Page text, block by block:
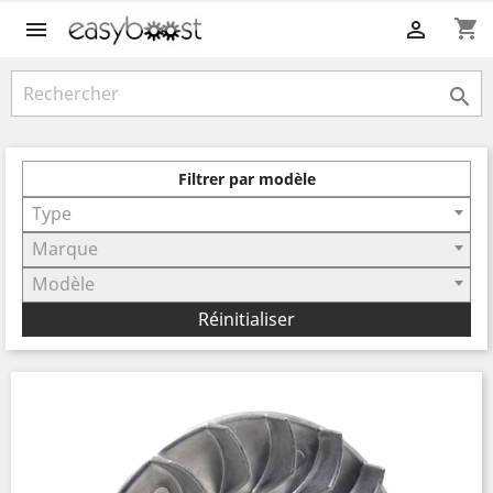
 shopping_cart


Filtrer par modèle
Type
Marque
Modèle
Réinitialiser